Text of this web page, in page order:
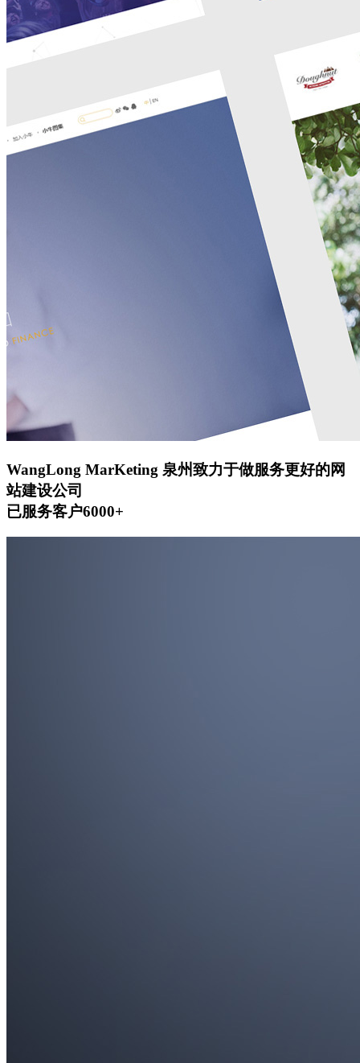
WangLong MarKeting 泉州致力于做服务更好的网
站建设公司
已服务客户6000+